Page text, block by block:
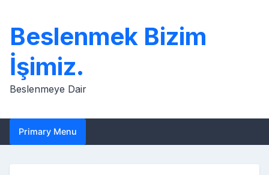
content
Beslenmek Bizim
İşimiz.
Beslenmeye Dair
Primary Menu